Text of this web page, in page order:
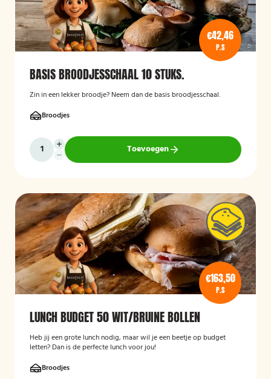
€42,46
P.S
BASIS BROODJESSCHAAL 10 STUKS.
Zin in een lekker broodje? Neem dan de basis broodjesschaal.
Broodjes
Toevoegen
€163,50
P.S
LUNCH BUDGET 50 WIT/BRUINE BOLLEN
Heb jij een grote lunch nodig, maar wil je een beetje op budget
letten? Dan is de perfecte lunch voor jou!
Broodjes